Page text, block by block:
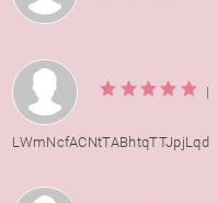
|
LWmNcfACNtTABhtqTTJpjLqd